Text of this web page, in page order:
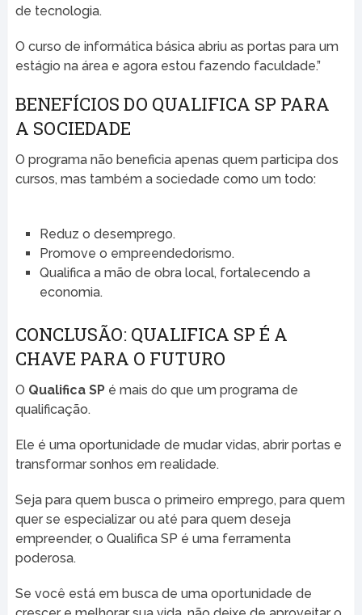
de tecnologia.
O curso de informática básica abriu as portas para um
estágio na área e agora estou fazendo faculdade.”
BENEFÍCIOS DO QUALIFICA SP PARA
A SOCIEDADE
O programa não beneficia apenas quem participa dos
cursos, mas também a sociedade como um todo:
Reduz o desemprego.
Promove o empreendedorismo.
Qualifica a mão de obra local, fortalecendo a
economia.
CONCLUSÃO: QUALIFICA SP É A
CHAVE PARA O FUTURO
O Qualifica SPé mais do que um programa de
qualificação.
Ele é uma oportunidade de mudar vidas, abrir portas e
transformar sonhos em realidade.
Seja para quem busca o primeiro emprego, para quem
quer se especializar ou até para quem deseja
empreender, o Qualifica SP é uma ferramenta
poderosa.
Se você está em busca de uma oportunidade de